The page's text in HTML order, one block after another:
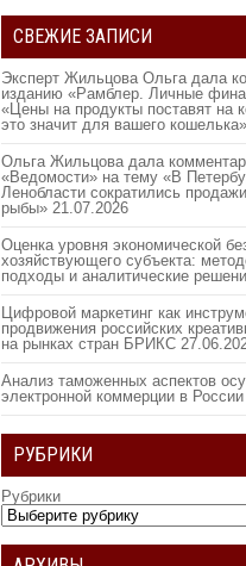
СВЕЖИЕ ЗАПИСИ
Эксперт Жильцова Ольга дала
изданию «Рамблер. Личные
«Цены на продукты поставят на
это значит для вашего кошелька»
Ольга Жильцова дала
«Ведомости» на тему «В
Ленобласти сократились
рыбы» 21.07.2026
Оценка уровня экономической
хозяйствующего субъекта:
подходы и аналитические
Цифровой маркетинг как
продвижения российских
на рынках стран БРИКС
Анализ таможенных аспектов
электронной коммерции в России
РУБРИКИ
Рубрики